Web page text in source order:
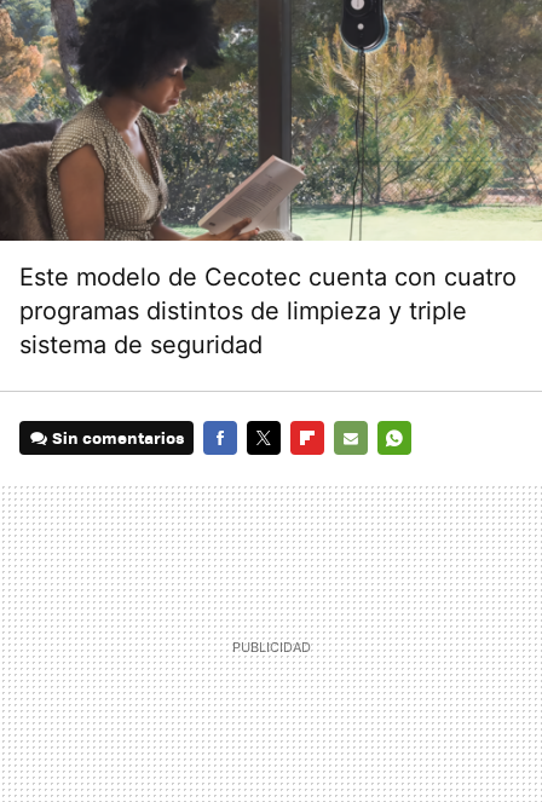
Este modelo de Cecotec cuenta con cuatro
programas distintos de limpieza y triple
sistema de seguridad
Sin comentarios
MAIL